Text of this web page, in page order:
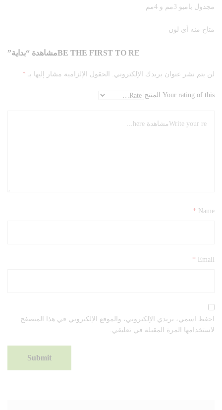
مجدول بامبو 3مم و 4مم
متاح منه أى لون
BE THE FIRST TO REمشاهدة “بداية”
لن يتم نشر عنوان بريدك الإلكتروني. الحقول الإلزامية مشار إليها بـ *
Your rating of this المنتج
Name
*
Email
*
احفظ اسمي، بريدي الإلكتروني، والموقع الإلكتروني في هذا المتصفح
لاستخدامها المرة المقبلة في تعليقي.